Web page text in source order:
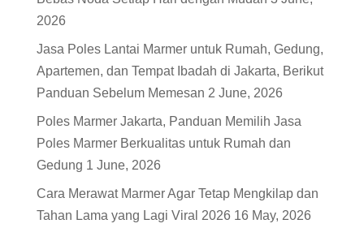
2026
Jasa Poles Lantai Marmer untuk Rumah, Gedung,
Apartemen, dan Tempat Ibadah di Jakarta, Berikut
Panduan Sebelum Memesan 2 June, 2026
Poles Marmer Jakarta, Panduan Memilih Jasa
Poles Marmer Berkualitas untuk Rumah dan
Gedung 1 June, 2026
Cara Merawat Marmer Agar Tetap Mengkilap dan
Tahan Lama yang Lagi Viral 2026 16 May, 2026